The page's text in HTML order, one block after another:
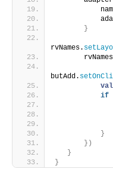
}
rvNames.
butAdd.
val
if
}
})
}
}